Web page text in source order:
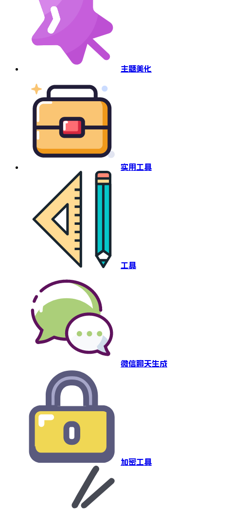
主题美化
实用工具
工具
微信聊天生成
加密工具